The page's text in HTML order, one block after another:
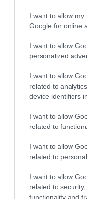
I want to allow
Google for online
I want to allow
personalized
I want to allow
related to
device identifiers
I want to allow
related to
I want to allow
related to
I want to allow
related to
functionality and
Več iz kategorije
Nevarna najdba v
Odstranili 88-milimetrsko
granato
Pred nami še dva zelo
dneva, v petek osvežitev